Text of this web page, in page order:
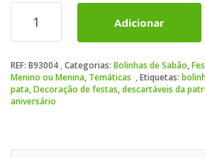
Quantidade
Bolinhas
Sabão
Patrulha
Pata
Adicionar
REF: B93004 Categorias: Bolinhas de Sabão,
Menino ou Menina, Temáticas Etiquetas:
pata,Decoração de festas,descartáveis da
aniversário